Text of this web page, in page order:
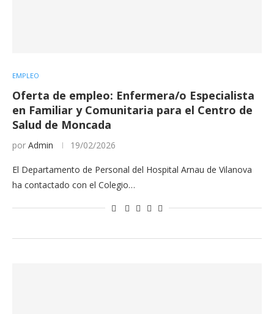
EMPLEO
Oferta de empleo: Enfermera/o Especialista
en Familiar y Comunitaria para el Centro de
Salud de Moncada
por Admin 19/02/2026
El Departamento de Personal del Hospital Arnau de Vilanova
ha contactado con el Colegio…